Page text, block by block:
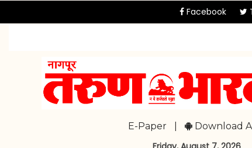
Facebook
E-Paper Download